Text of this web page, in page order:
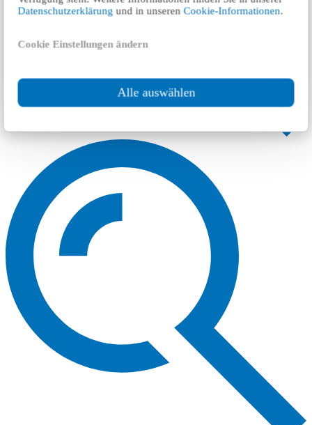
Datenschutzerklärung und in unserenCookie-Informationen.
Cookie Einstellungen ändern
Alle auswählen